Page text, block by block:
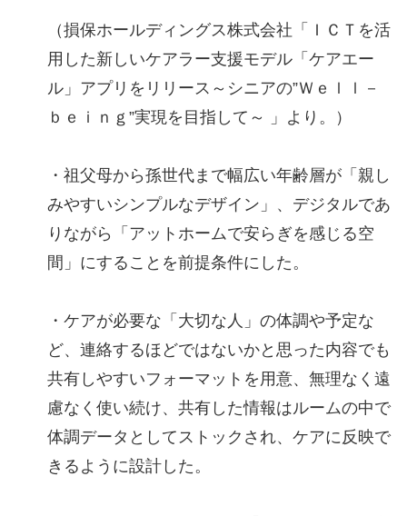
（損保ホールディングス株式会社「ＩＣＴを活
用した新しいケアラー支援モデル「ケアエー
ル」アプリをリリース～シニアの”Ｗｅｌｌ－
ｂｅｉｎｇ”実現を目指して～ 」より。）
・祖父母から孫世代まで幅広い年齢層が「親し
みやすいシンプルなデザイン」、デジタルであ
りながら「アットホームで安らぎを感じる空
間」にすることを前提条件にした。
・ケアが必要な「大切な人」の体調や予定な
ど、連絡するほどではないかと思った内容でも
共有しやすいフォーマットを用意、無理なく遠
慮なく使い続け、共有した情報はルームの中で
体調データとしてストックされ、ケアに反映で
きるように設計した。